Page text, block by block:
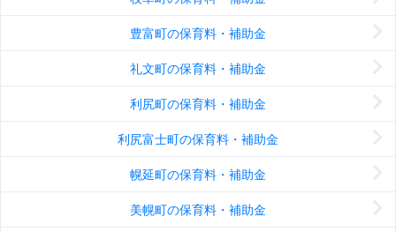
豊富町の保育料・補助金
礼文町の保育料・補助金
利尻町の保育料・補助金
利尻富士町の保育料・補助金
幌延町の保育料・補助金
美幌町の保育料・補助金